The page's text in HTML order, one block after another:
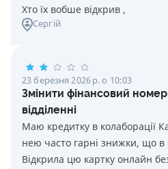
Хто їх вобше відкрив ,
Сергій
23 березня 2026 р. о 10:03
Змінити фінансовий
відділенні
Маю кредитку в колаборації
нею часто гарні знижки, що в
Відкрила цю картку онлайн